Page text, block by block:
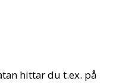
hittar du t.ex. på